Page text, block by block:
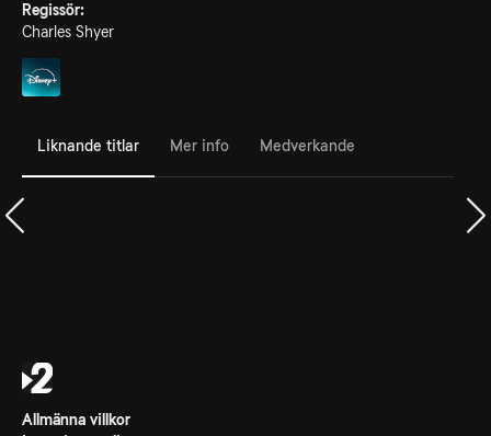
Regissör:
Charles Shyer
Liknande titlar Mer info Medverkande
Allmänna villkor